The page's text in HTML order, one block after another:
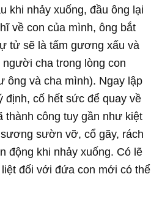
khi nhảy xuống, đầu ông lại
về con của mình, ông bắt
tử sẽ là tấm gương xấu và
cha trong lòng con
ông và cha mình). Ngay lập
định, cố hết sức để quay về
thành công tuy gần như kiệt
sườn vỡ, cổ gãy, rách
động khi nhảy xuống. Có lẽ
đối với đứa con mới có thể